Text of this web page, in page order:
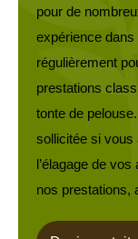
pour de
expérience
régulièrement
prestations
tonte de
sollicitée si vous
l’élagage de
nos prestations,